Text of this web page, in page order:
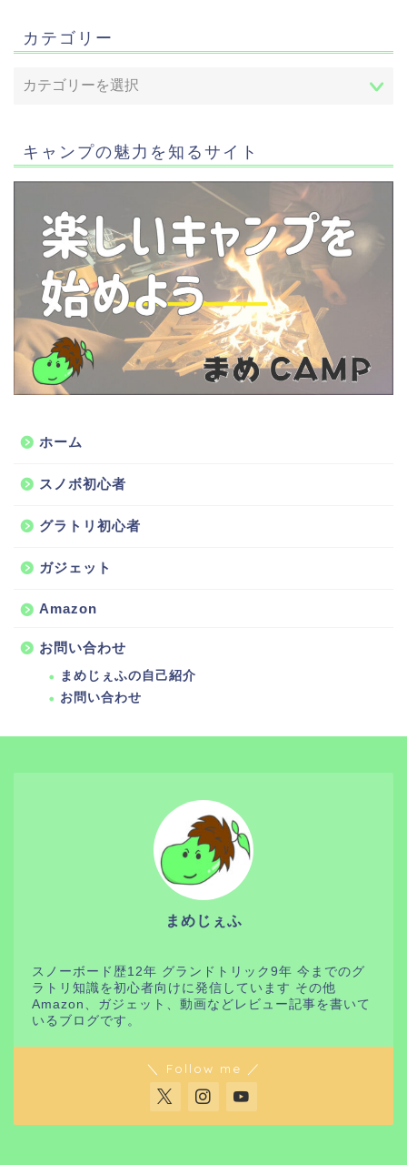
カテゴリー
キャンプの魅力を知るサイト
ホーム
スノボ初心者
グラトリ初心者
ガジェット
Amazon
お問い合わせ
まめじぇふの自己紹介
お問い合わせ
まめじぇふ
スノーボード歴12年 グランドトリック9年 今までのグ
ラトリ知識を初心者向けに発信しています その他
Amazon、ガジェット、動画などレビュー記事を書いて
いるブログです。
＼ Follow me ／